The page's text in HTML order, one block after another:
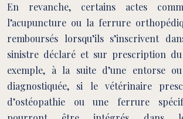
En revanche, certains actes
l’acupuncture ou la ferrure
remboursés lorsqu’ils s’inscrivent
sinistre déclaré et sur prescription
exemple, à la suite d’une entorse
diagnostiquée, si le vétérinaire
d’ostéopathie ou une ferrure